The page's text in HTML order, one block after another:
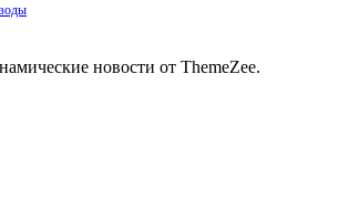
новости от ThemeZee.